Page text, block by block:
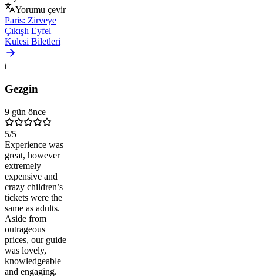
Yorumu çevir
Paris: Zirveye
Çıkışlı Eyfel
Kulesi Biletleri
t
Gezgin
9 gün önce
5/5
Experience was
great, however
extremely
expensive and
crazy children’s
tickets were the
same as adults.
Aside from
outrageous
prices, our guide
was lovely,
knowledgeable
and engaging.